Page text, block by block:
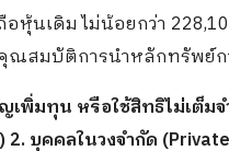
หุ้นเดิม ไม่น้อยกว่า
สมบัติการนำหลักทรัพย์
พิ่มทุน หรือใช้สิทธิไม่เต็
บุคคลในวงจำกัด